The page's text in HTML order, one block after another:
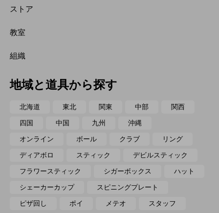
ストア
教室
組織
地域と道具から探す
北海道 東北 関東 中部 関西
四国 中国 九州 沖縄
オンライン ボール クラブ リング
ディアボロ スティック デビルスティック
フラワースティック シガーボックス ハット
シェーカーカップ スピニングプレート
ピザ回し ポイ メテオ スタッフ